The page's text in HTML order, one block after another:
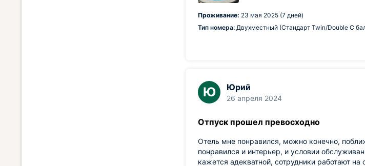
Проживание: 23 мая 2025 (7 дней)
Тип номера: Двухместный (Стандарт Twin/Double С
Ю Юрий
26 апреля 2024
Отпуск прошел превосходно
Отель мне понравился, можно конечно,
понравился и интерьер, и условии
кажется адекватной, сотрудники работают на